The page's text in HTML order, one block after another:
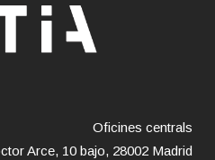
Oficines centrals
Arce, 10 bajo, 28002 Madrid